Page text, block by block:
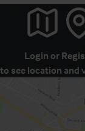
Login or
to see location and